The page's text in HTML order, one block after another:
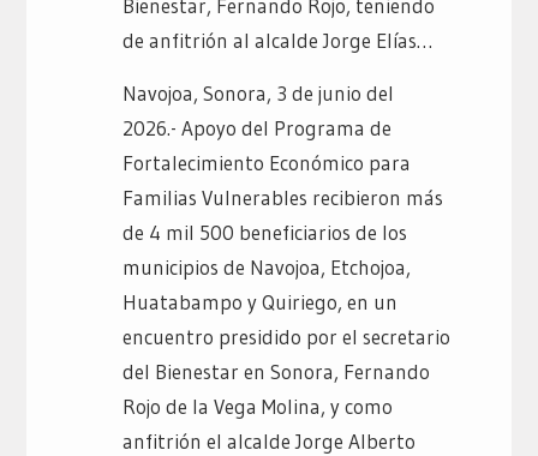
Bienestar, Fernando Rojo, teniendo
de anfitrión al alcalde Jorge Elías…
Navojoa, Sonora, 3 de junio del
2026.- Apoyo del Programa de
Fortalecimiento Económico para
Familias Vulnerables recibieron más
de 4 mil 500 beneficiarios de los
municipios de Navojoa, Etchojoa,
Huatabampo y Quiriego, en un
encuentro presidido por el secretario
del Bienestar en Sonora, Fernando
Rojo de la Vega Molina, y como
anfitrión el alcalde Jorge Alberto